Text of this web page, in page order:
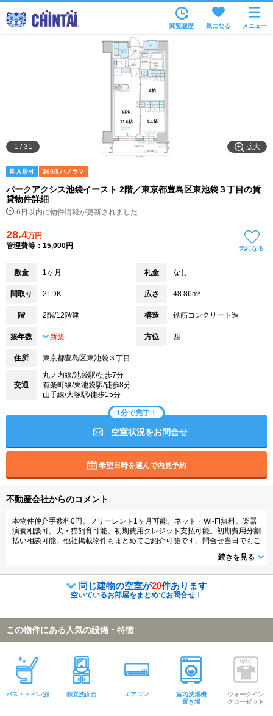
沿線・駅から
住所から
家賃相場から
通勤通学時間から
物件特集から
不動産会社から
閲覧履歴 気になる メニュー
拡大
1 /31
即入居可 360度パノラマ
パークアクシス池袋イースト 2階／東京都豊島区東池袋３丁目の賃
貸物件詳細
6日以内に物件情報が更新されました
28.4万円
管理費等：15,000円
気になる
敷金 1ヶ月 礼金 なし
間取り 2LDK 広さ 48.86m²
階 2階/12階建 構造 鉄筋コンクリート造
築年数 新築 方位 西
住所 東京都豊島区東池袋３丁目
交通
丸ノ内線/池袋駅/徒歩7分
有楽町線/東池袋駅/徒歩8分
山手線/大塚駅/徒歩15分
1分で完了！
空室状況をお問合せ
希望日時を選んで内見予約
不動産会社からのコメント
本物件仲介手数料0円。フリーレント1ヶ月可能。ネット・Wi-Fi無料。楽器
演奏相談可。犬・猫飼育可能。初期費用クレジット支払可能。初期費用分割
払い相談可能。他社掲載物件もまとめてご紹介可能です。問合せ当日でもご
対応可能。土日祝日は混み合いますのでお早めにご予約ください。
続きを見る
同じ建物の空室が20件あります
空いているお部屋をまとめてお問合せ！
この物件にある人気の設備・特徴
バス・トイレ別 独立洗面台 エアコン
室内洗濯機
置き場
ウォークイン
クローゼット